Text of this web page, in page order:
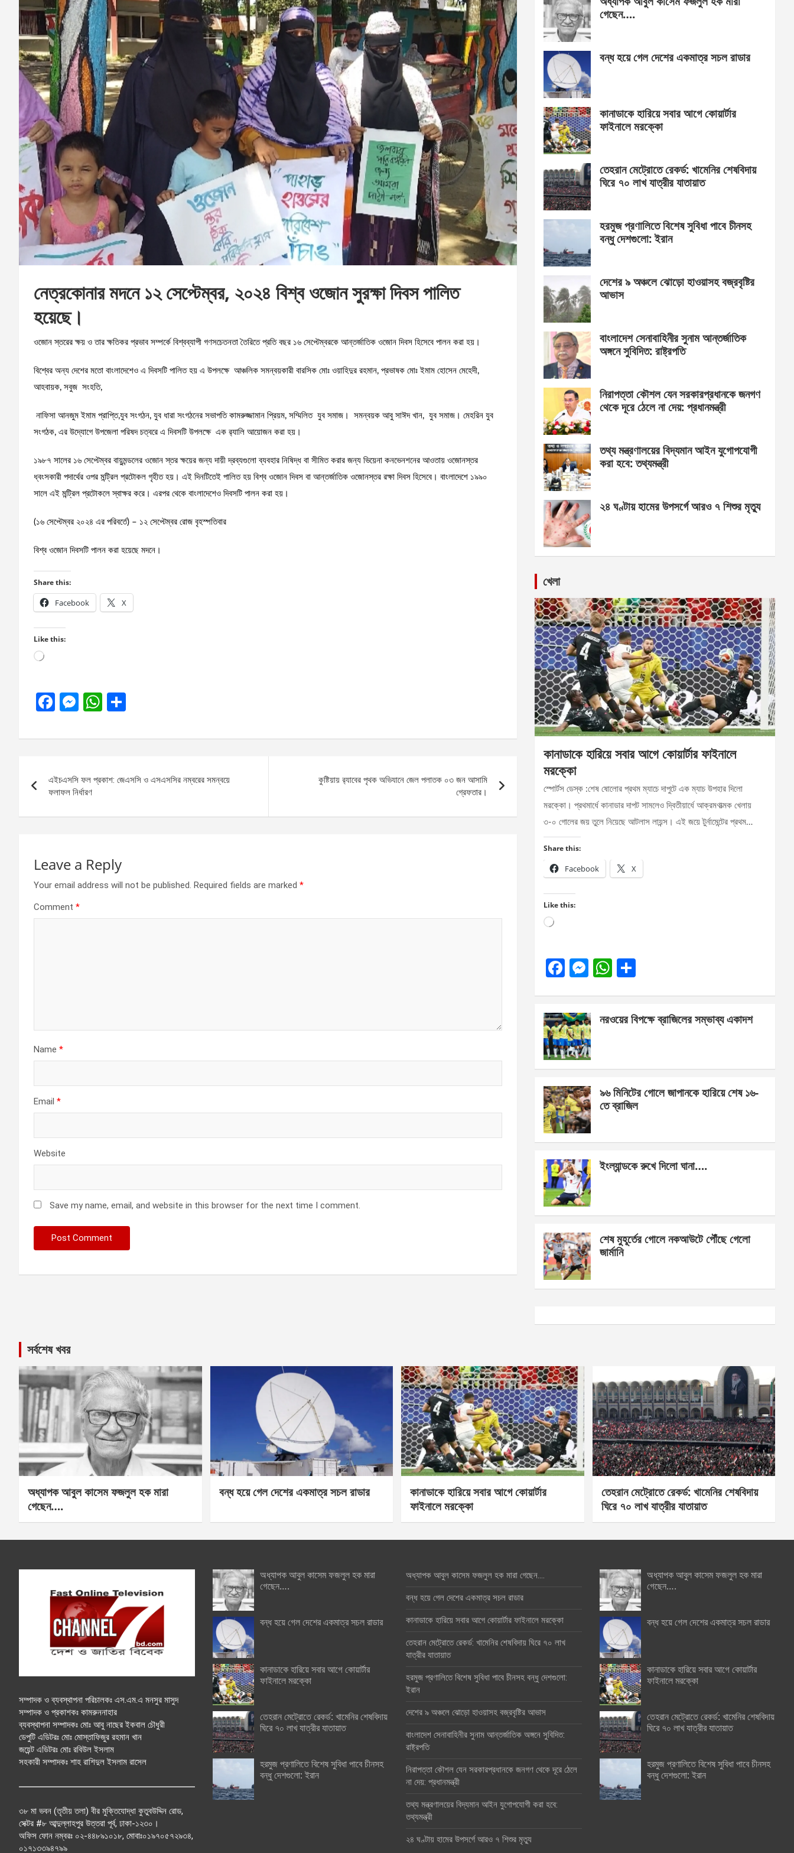
নেত্রকোনার মদনে ১২ সেপ্টেম্বর, ২০২৪ বিশ্ব ওজোন সুরক্ষা দিবস পালিত
হয়েছে।
ওজোন স্তরের ক্ষয় ও তার ক্ষতিকর প্রভাব সম্পর্কে বিশ্বব্যাপী গণসচেতনতা তৈরিতে প্রতি বছর ১৬ সেপ্টেম্বরকে আন্তর্জাতিক ওজোন দিবস হিসেবে পালন করা হয়।
বিশ্বের অন্য দেশের মতো বাংলাদেশেও এ দিবসটি পালিত হয় এ উপলক্ষে আঞ্চলিক সমন্বয়কারী বারসিক মোঃ ওয়াহিদুর রহমান, প্রভাষক মোঃ ইমাম হোসেন মেহেদী,
আহবায়ক, সবুজ সংহতি,
নাফিসা আনজুম ইমাম প্রাপ্তি,যুব সংগঠন, যুব ধারা সংগঠনের সভাপতি কামরুজ্জামান প্রিয়ম, সম্মিলিত যুব সমাজ। সমন্বয়ক আবু সাঈদ খান, যুব সমাজ। মেহরিন যুব
সংগঠক, এর উদ্যোগে উপজেলা পরিষদ চত্বরে এ দিবসটি উপলক্ষে এক র‍্যালি আয়োজন করা হয়।
১৯৮৭ সালের ১৬ সেপ্টেম্বর বায়ুমন্ডলের ওজোন স্তর ক্ষয়ের জন্য দায়ী দ্রব্যগুলো ব্যবহার নিষিদ্ধ বা সীমিত করার জন্য ভিয়েনা কনভেনশনের আওতায় ওজোনস্তর
ধ্বংসকারী পদার্থের ওপর মন্ট্রিল প্রটোকল গৃহীত হয়। এই দিনটিতেই পালিত হয় বিশ্ব ওজোন দিবস বা আন্তর্জাতিক ওজোনস্তর রক্ষা দিবস হিসেবে। বাংলাদেশে ১৯৯০
সালে এই মন্ট্রিল প্রটোকলে স্বাক্ষর করে। এরপর থেকে বাংলাদেশেও দিবসটি পালন করা হয়।
(১৬ সেপ্টেম্বর ২০২৪ এর পরিবর্তে) – ১২ সেপ্টেম্বর রোজ বৃহস্পতিবার
বিশ্ব ওজোন দিবসটি পালন করা হয়েছে মদনে।
Share this:
Facebook X
Like this:
Loading…
F
ce
o
o
k
M
se
g
er
W
at
A
p
ar
navigation
এইচএসসি ফল প্রকাশ: জেএসসি ও এসএসসির নম্বরের সমন্বয়ে
ফলাফল নির্ধারণ
কুষ্টিয়ায় র‌্যাবের পৃথক অভিযানে জেল পলাতক ০৩ জন আসামি
গ্রেফতার।
Leave a Reply
Your email address will not be published. Required fields are marked *
Comment *
Name *
Email *
Website
Save my name, email, and website in this browser for the next time I comment.
গেছেন….
বন্ধ হয়ে গেল দেশের একমাত্র সচল রাডার
কানাডাকে হারিয়ে সবার আগে কোয়ার্টার
ফাইনালে মরক্কো
তেহরান মেট্রোতে রেকর্ড: খামেনির শেষবিদায়
ঘিরে ৭০ লাখ যাত্রীর যাতায়াত
হরমুজ প্রণালিতে বিশেষ সুবিধা পাবে চীনসহ
বন্ধু দেশগুলো: ইরান
দেশের ৯ অঞ্চলে ঝোড়ো হাওয়াসহ বজ্রবৃষ্টির
আভাস
বাংলাদেশ সেনাবাহিনীর সুনাম আন্তর্জাতিক
অঙ্গনে সুবিদিত: রাষ্ট্রপতি
নিরাপত্তা কৌশল যেন সরকারপ্রধানকে জনগণ
থেকে দূরে ঠেলে না দেয়: প্রধানমন্ত্রী
তথ্য মন্ত্রণালয়ের বিদ্যমান আইন যুগোপযোগী
করা হবে: তথ্যমন্ত্রী
২৪ ঘণ্টায় হামের উপসর্গে আরও ৭ শিশুর মৃত্যু
খেলা
কানাডাকে হারিয়ে সবার আগে কোয়ার্টার ফাইনালে
মরক্কো
স্পোর্টস ডেস্ক :শেষ ষোলোর প্রথম ম্যাচে দাপুটে এক ম্যাচ উপহার দিলো
মরক্কো। প্রথমার্ধে কানাডার দাপট সামলেও দ্বিতীয়ার্ধে আক্রমণাত্মক খেলায়
৩-০ গোলের জয় তুলে নিয়েছে আটলাস লায়ন্স। এই জয়ে টুর্নামেন্টের প্রথম…
Share this:
Facebook X
Like this:
Loading…
F
b
o
o
k
M
n
g
er
W
s
p
e
নরওয়ের বিপক্ষে ব্রাজিলের সম্ভাব্য একাদশ
৯৬ মিনিটের গোলে জাপানকে হারিয়ে শেষ ১৬-
তে ব্রাজিল
ইংল্যান্ডকে রুখে দিলো ঘানা….
শেষ মুহূর্তের গোলে নকআউটে পৌঁছে গেলো
জার্মানি
সর্বশেষ খবর
অধ্যাপক আবুল কাসেম ফজলুল হক মারা
গেছেন….
বন্ধ হয়ে গেল দেশের একমাত্র সচল রাডার
কানাডাকে হারিয়ে সবার আগে কোয়ার্টার
ফাইনালে মরক্কো
তেহরান মেট্রোতে রেকর্ড: খামেনির শেষবিদায়
ঘিরে ৭০ লাখ যাত্রীর যাতায়াত
সম্পাদক ও ব্যবস্থাপনা পরিচালকঃ এস.এম.এ মনসুর মাসুদ
সম্পাদক ও প্রকাশকঃ কামরুননাহার
ব্যবস্থাপনা সম্পাদকঃ মোঃ আবু নাছের ইকবাল চৌধুরী
ডেপুটি এডিটরঃ মোঃ মোস্তাফিজুর রহমান খান
জয়েন্ট এডিটরঃ মোঃ রবিউল ইসলাম
সহকারী সম্পাদকঃ শাহ রাশিদুল ইসলাম রাসেল
৩৮ মা ভবন (তৃতীয় তলা) বীর মুক্তিযোদ্ধা কুতুবউদ্দিন রোড,
সেক্টর #৮ আব্দুল্লাহপুর উত্তরা পূর্ব, ঢাকা-১২৩০।
অফিস ফোন নম্বরঃ ০২-৪৪৮৯১০১৮, মোবাঃ০১৯৭০৫৭২৯৩৪,
০১৭১৩৩৯৪৭৯৯
অধ্যাপক আবুল কাসেম ফজলুল হক মারা
গেছেন….
বন্ধ হয়ে গেল দেশের একমাত্র সচল রাডার
কানাডাকে হারিয়ে সবার আগে কোয়ার্টার
ফাইনালে মরক্কো
তেহরান মেট্রোতে রেকর্ড: খামেনির শেষবিদায়
ঘিরে ৭০ লাখ যাত্রীর যাতায়াত
হরমুজ প্রণালিতে বিশেষ সুবিধা পাবে চীনসহ
বন্ধু দেশগুলো: ইরান
অধ্যাপক আবুল কাসেম ফজলুল হক মারা গেছেন….
বন্ধ হয়ে গেল দেশের একমাত্র সচল রাডার
কানাডাকে হারিয়ে সবার আগে কোয়ার্টার ফাইনালে মরক্কো
তেহরান মেট্রোতে রেকর্ড: খামেনির শেষবিদায় ঘিরে ৭০ লাখ
যাত্রীর যাতায়াত
হরমুজ প্রণালিতে বিশেষ সুবিধা পাবে চীনসহ বন্ধু দেশগুলো:
ইরান
দেশের ৯ অঞ্চলে ঝোড়ো হাওয়াসহ বজ্রবৃষ্টির আভাস
বাংলাদেশ সেনাবাহিনীর সুনাম আন্তর্জাতিক অঙ্গনে সুবিদিত:
রাষ্ট্রপতি
নিরাপত্তা কৌশল যেন সরকারপ্রধানকে জনগণ থেকে দূরে ঠেলে
না দেয়: প্রধানমন্ত্রী
তথ্য মন্ত্রণালয়ের বিদ্যমান আইন যুগোপযোগী করা হবে:
তথ্যমন্ত্রী
২৪ ঘণ্টায় হামের উপসর্গে আরও ৭ শিশুর মৃত্যু
অধ্যাপক আবুল কাসেম ফজলুল হক মারা
গেছেন….
বন্ধ হয়ে গেল দেশের একমাত্র সচল রাডার
কানাডাকে হারিয়ে সবার আগে কোয়ার্টার
ফাইনালে মরক্কো
তেহরান মেট্রোতে রেকর্ড: খামেনির শেষবিদায়
ঘিরে ৭০ লাখ যাত্রীর যাতায়াত
হরমুজ প্রণালিতে বিশেষ সুবিধা পাবে চীনসহ
বন্ধু দেশগুলো: ইরান